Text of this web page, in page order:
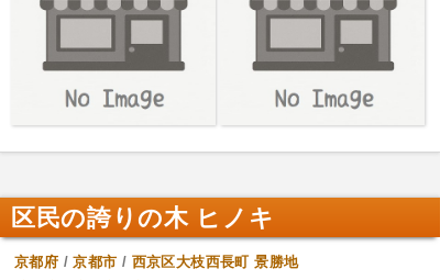
区民の誇りの木 ヒノキ
京都府 /京都市 / 西京区大枝西長町 景勝地